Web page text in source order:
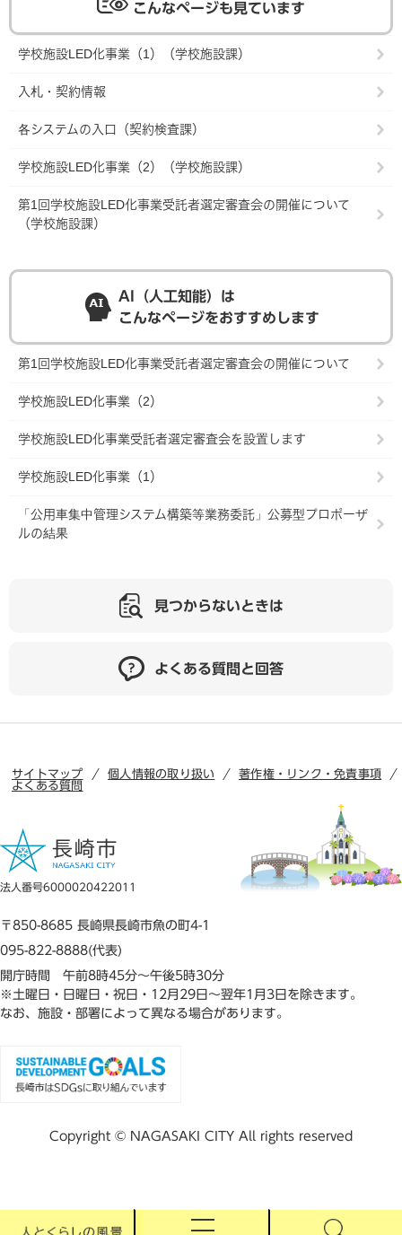
こんなページも見ています
学校施設LED化事業（1）（学校施設課）
入札・契約情報
各システムの入口（契約検査課）
学校施設LED化事業（2）（学校施設課）
第1回学校施設LED化事業受託者選定審査会の開催について
（学校施設課）
AI（人工知能）は
こんなページをおすすめします
第1回学校施設LED化事業受託者選定審査会の開催について
学校施設LED化事業（2）
学校施設LED化事業受託者選定審査会を設置します
学校施設LED化事業（1）
「公用車集中管理システム構築等業務委託」公募型プロポーザ
ルの結果
見つからないときは
よくある質問と回答
サイトマップ 個人情報の取り扱い
著作権・リンク・免責事項
よくある質問
法人番号6000020422011
〒850-8685 長崎県長崎市魚の町4-1
095-822-8888(代表)
開庁時間 午前8時45分～午後5時30分
※土曜日・日曜日・祝日・12月29日～翌年1月3日を除きます。
なお、施設・部署によって異なる場合があります。
Copyright © NAGASAKI CITY All rights reserved